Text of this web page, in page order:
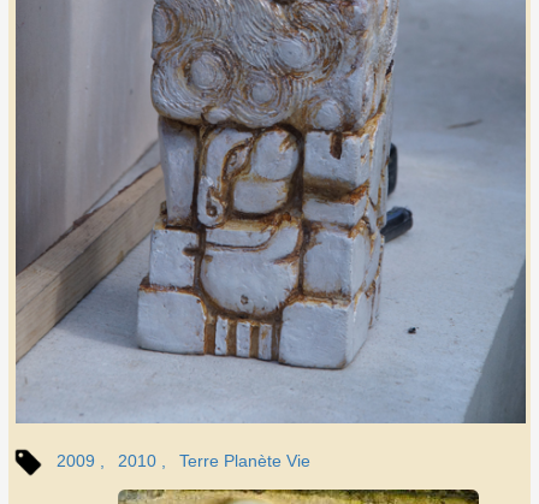
2009 2010 Terre Planète Vie